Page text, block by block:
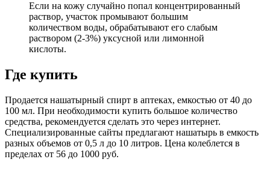
Если на кожу случайно попал концентрированный
раствор, участок промывают большим
количеством воды, обрабатывают его слабым
раствором (2-3%) уксусной или лимонной
кислоты.
Где купить
Продается нашатырный спирт в аптеках, емкостью от 40 до
100 мл. При необходимости купить большое количество
средства, рекомендуется сделать это через интернет.
Специализированные сайты предлагают нашатырь в емкость
разных объемов от 0,5 л до 10 литров. Цена колеблется в
пределах от 56 до 1000 руб.